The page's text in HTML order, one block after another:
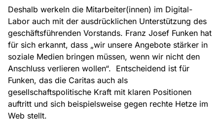
Deshalb werkeln die Mitarbeiter(innen) im Digital-
Labor auch mit der ausdrücklichen Unterstützung des
geschäftsführenden Vorstands. Franz Josef Funken hat
für sich erkannt, dass „wir unsere Angebote stärker in
soziale Medien bringen müssen, wenn wir nicht den
Anschluss verlieren wollen“. Entscheidend ist für
Funken, das die Caritas auch als
gesellschaftspolitische Kraft mit klaren Positionen
auftritt und sich beispielsweise gegen rechte Hetze im
Web stellt.